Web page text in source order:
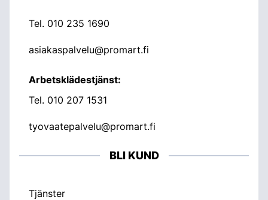
Tel. 010 235 1690
asiakaspalvelu@promart.fi
Arbetsklädestjänst:
Tel. 010 207 1531
tyovaatepalvelu@promart.fi
BLI KUND
Tjänster